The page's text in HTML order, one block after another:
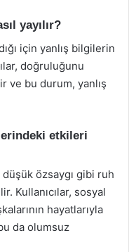
yayılır?
için yanlış bilgilerin
doğruluğunu
ve bu durum, yanlış
etkileri
özsaygı gibi ruh
Kullanıcılar, sosyal
hayatlarıyla
da olumsuz